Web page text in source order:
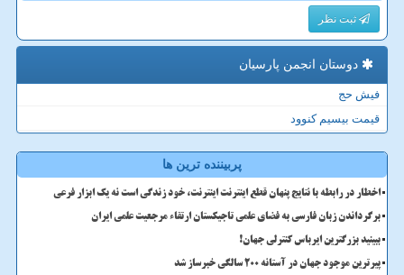
ثبت نظر
دوستان انجمن پارسیان
فیش حج
قیمت بیسیم کنوود
پربیننده ترین ها
اخطار در رابطه با نتایج پنهان قطع اینترنت اینترنت، خود زندگی است نه یک ابزار فرعی
برگرداندن زبان فارسی به فضای علمی تاجیکستان ارتقاء مرجعیت علمی ایران
ببینید بزرگترین ایرباس کنترلی جهان!
پیرترین موجود جهان در آستانه ۲۰۰ سالگی خبرساز شد